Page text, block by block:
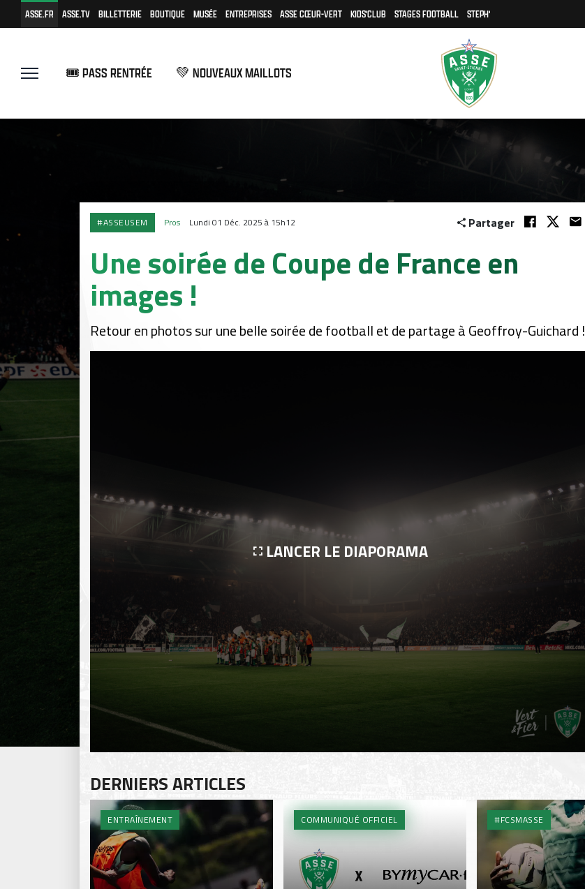
ASSE.FR ASSE.TV BILLETTERIE BOUTIQUE MUSÉE ENTREPRISES ASSE CŒUR-VERT KIDS'CLUB STAGES FOOTBALL STEPH'
🎟️ PASS RENTRÉE 💚 NOUVEAUX MAILLOTS
#ASSEUSEM Pros Lundi 01 Déc. 2025 à 15h12 Partager
Une soirée de Coupe de France en
images !
Retour en photos sur une belle soirée de football et de partage à Geoffroy-Guichard !
LANCER LE DIAPORAMA
DERNIERS ARTICLES
ENTRAÎNEMENT COMMUNIQUÉ OFFICIEL #FCSMASSE